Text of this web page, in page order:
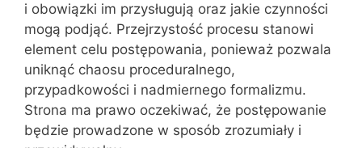
i obowiązki im przysługują oraz jakie czynności
mogą podjąć. Przejrzystość procesu stanowi
element celu postępowania, ponieważ pozwala
uniknąć chaosu proceduralnego,
przypadkowości i nadmiernego formalizmu.
Strona ma prawo oczekiwać, że postępowanie
będzie prowadzone w sposób zrozumiały i